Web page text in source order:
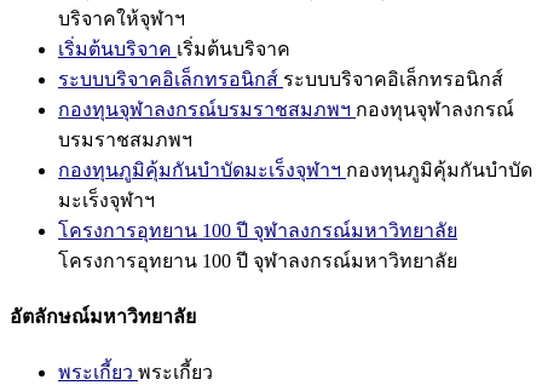
บริจาคให้จุฬาฯ
เริ่มต้นบริจาค เริ่มต้นบริจาค
ระบบบริจาคอิเล็กทรอนิกส์ ระบบบริจาคอิเล็กทรอนิกส์
กองทุนจุฬาลงกรณ์บรมราชสมภพฯ กองทุนจุฬาลงกรณ์
บรมราชสมภพฯ
กองทุนภูมิคุ้มกันบำบัดมะเร็งจุฬาฯ กองทุนภูมิคุ้มกันบำบัด
มะเร็งจุฬาฯ
โครงการอุทยาน 100 ปี จุฬาลงกรณ์มหาวิทยาลัย
โครงการอุทยาน 100 ปี จุฬาลงกรณ์มหาวิทยาลัย
อัตลักษณ์มหาวิทยาลัย
พระเกี้ยว พระเกี้ยว